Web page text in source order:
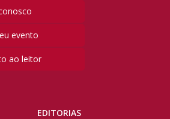
evento
ao leitor
EDITORIAS